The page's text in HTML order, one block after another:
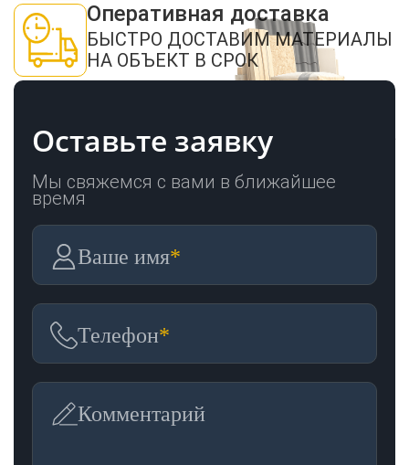
Оперативная доставка
БЫСТРО ДОСТАВИМ МАТЕРИАЛЫ
НА ОБЪЕКТ В СРОК
Оставьте заявку
Мы свяжемся с вами в ближайшее
время
Ваше имя*
Телефон*
Комментарий
Нажимая кнопку "Отправить", я даю своё согласие на обработку моих
персональных данных в соответствии с ФЗ от 27.07.2006 № 152-ФЗ "О
персональных данных", на условиях и для целей, определенных вполитикой
конфиденциальности